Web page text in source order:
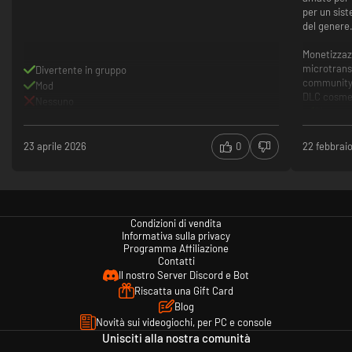
piccolissima parte del prezzo al dettaglio. Riceverai una chiave con la
Divertente in gruppo
Mod
23 aprile 2026 0
per un
del
DLC
22
Condizioni di vendita
Informativa sulla privacy
Programma Affiliazione
Contatti
Il nostro Server Discord e Bot
Riscatta una Gift Card
Blog
Novità sui videogiochi, per PC e console
Unisciti alla nostra comunità